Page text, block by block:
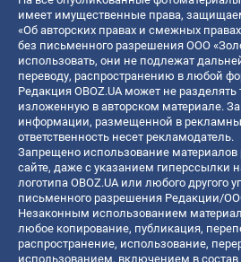
имеет имущественные права,
«Об авторских правах и смежных
без письменного разрешения ООО
использовать, они не подлежат
переводу, распространению в любой
Редакция OBOZ.UA может не разделять
изложенную в авторском материале. За
информации, размещенной в
ответственность несет рекламодатель.
Запрещено использование
сайте, даже с указанием гиперссылки
логотипа OBOZ.UA или любого другого
письменного разрешения Редакции/
Незаконным использованием
любое копирование, публикация,
распространение, использование,
использованием, включением в состав